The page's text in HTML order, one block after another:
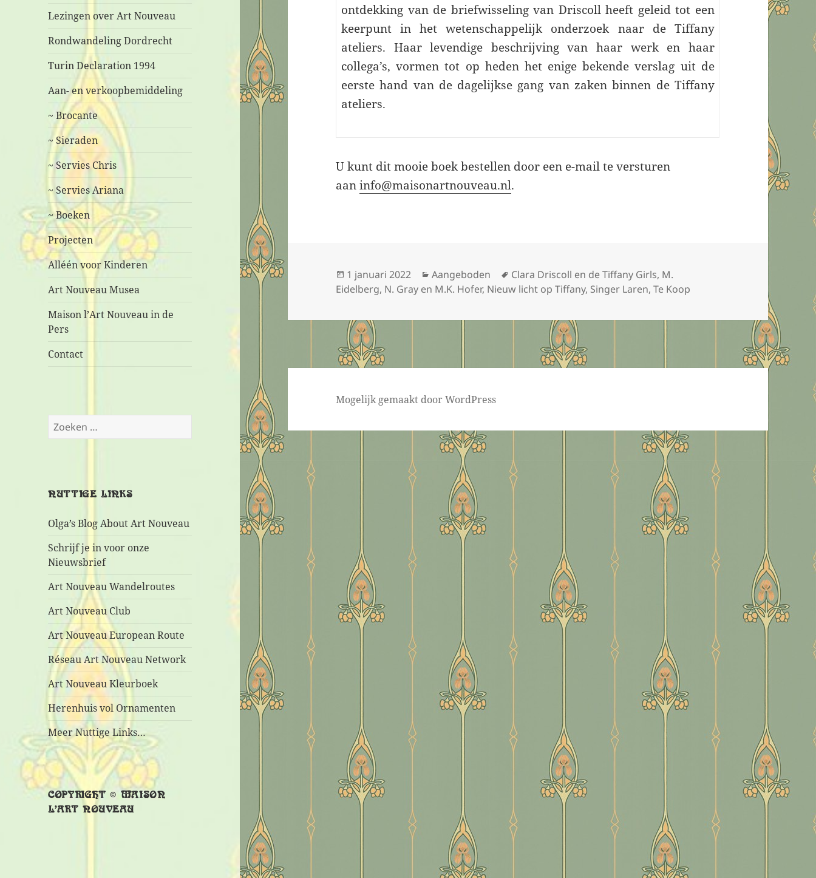
Lezingen over Art Nouveau
Rondwandeling Dordrecht
Turin Declaration 1994
Aan- en verkoopbemiddeling
~ Brocante
~ Sieraden
~ Servies Chris
~ Servies Ariana
~ Boeken
Projecten
Alléén voor Kinderen
Art Nouveau Musea
Maison l’Art Nouveau in de
Pers
Contact
Zoeken
naar:
NUTTIGE LINKS
Olga’s Blog About Art Nouveau
Schrijf je in voor onze
Nieuwsbrief
Art Nouveau Wandelroutes
Art Nouveau Club
Art Nouveau European Route
Réseau Art Nouveau Network
Art Nouveau Kleurboek
Herenhuis vol Ornamenten
Meer Nuttige Links…
COPYRIGHT © MAISON
L’ART NOUVEAU
ontdekking van de briefwisseling van Driscoll heeft geleid tot een
keerpunt in het wetenschappelijk onderzoek naar de Tiffany
ateliers. Haar levendige beschrijving van haar werk en haar
collega’s, vormen tot op heden het enige bekende verslag uit de
eerste hand van de dagelijkse gang van zaken binnen de Tiffany
ateliers.
U kunt dit mooie boek bestellen door een e-mail te versturen
aaninfo@maisonartnouveau.nl.
Geplaatst
op
1 januari 2022 Categorieën
Aangeboden Tags
Clara Driscoll en de Tiffany Girls, M.
Eidelberg, N. Gray en M.K. Hofer, Nieuw licht op Tiffany, Singer Laren,Te Koop
Mogelijk gemaakt door WordPress